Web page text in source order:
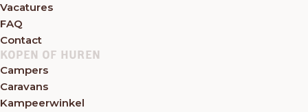
Vacatures
FAQ
Contact
KOPEN OF HUREN
Campers
Caravans
Kampeerwinkel